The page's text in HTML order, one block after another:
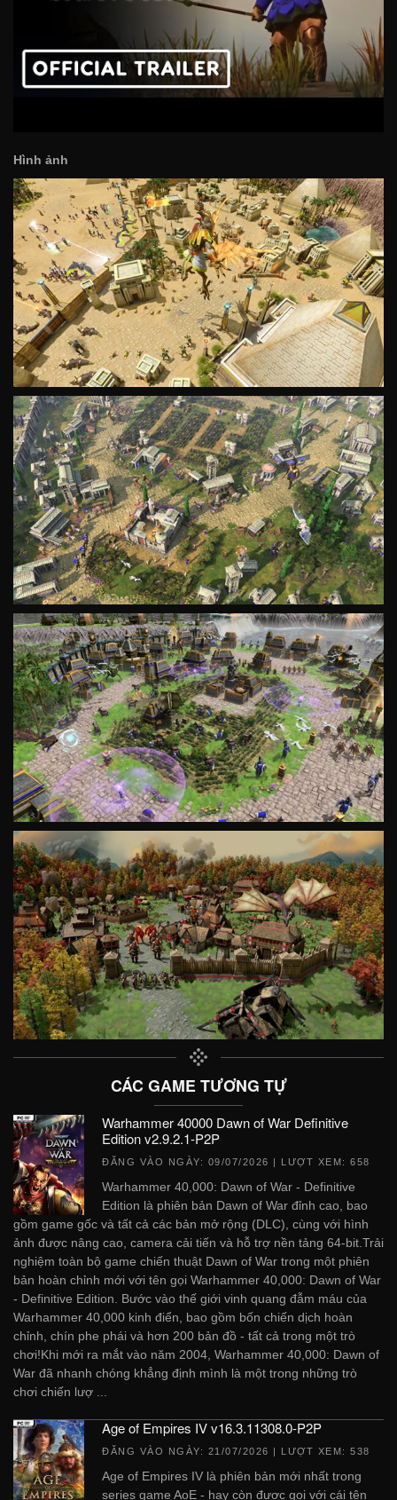
Hình ảnh
CÁC GAME TƯƠNG TỰ
Warhammer 40000 Dawn of War Definitive
Edition v2.9.2.1-P2P
ĐĂNG VÀO NGÀY: 09/07/2026 | LƯỢT XEM: 658
Warhammer 40,000: Dawn of War - Definitive
Edition là phiên bản Dawn of War đỉnh cao, bao
gồm game gốc và tất cả các bản mở rộng (DLC), cùng với hình
ảnh được nâng cao, camera cải tiến và hỗ trợ nền tảng 64-bit.Trải
nghiệm toàn bộ game chiến thuật Dawn of War trong một phiên
bản hoàn chỉnh mới với tên gọi Warhammer 40,000: Dawn of War
- Definitive Edition. Bước vào thế giới vinh quang đẫm máu của
Warhammer 40,000 kinh điển, bao gồm bốn chiến dịch hoàn
chỉnh, chín phe phái và hơn 200 bản đồ - tất cả trong một trò
chơi!Khi mới ra mắt vào năm 2004, Warhammer 40,000: Dawn of
War đã nhanh chóng khẳng định mình là một trong những trò
chơi chiến lượ ...
Age of Empires IV v16.3.11308.0-P2P
ĐĂNG VÀO NGÀY: 21/07/2026 | LƯỢT XEM: 538
Age of Empires IV là phiên bản mới nhất trong
series game AoE - hay còn được gọi với cái tên